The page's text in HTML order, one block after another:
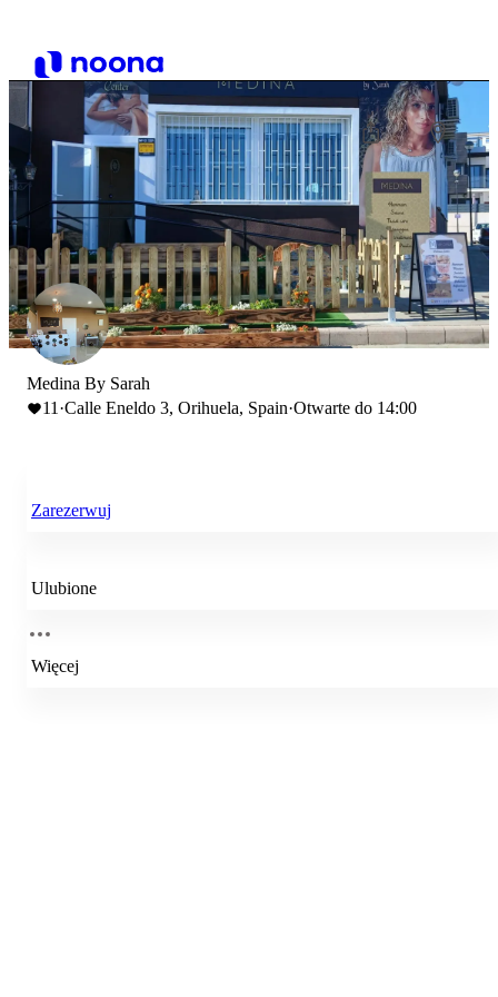
Medina By Sarah
11 ·Calle Eneldo 3, Orihuela, Spain·Otwarte do 14:00
Zarezerwuj
Ulubione
Więcej